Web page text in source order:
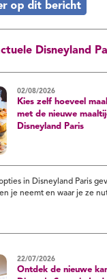
Disneyland
02/08/2026
Kies zelf hoeveel
met de nieuwe
Disneyland Paris
in Disneyland Paris
je neemt en waar je ze
22/07/2026
Ontdek de nieuwe